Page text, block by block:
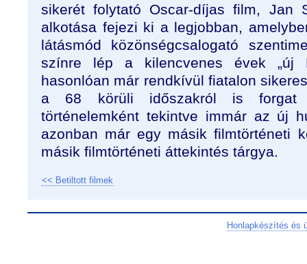
sikerét folytató Oscar-díjas film, Jan
alkotása fejezi ki a legjobban,
látásmód közönségcsalogató
színre lép a kilencvenes évek „új
hasonlóan már rendkívül fiatalon
a 68 körüli időszakról is
történelemként tekintve immár az új
azonban már egy másik filmtörténeti
másik filmtörténeti áttekintés tárgya.
<< Betiltott filmek
Honlapkészítés és